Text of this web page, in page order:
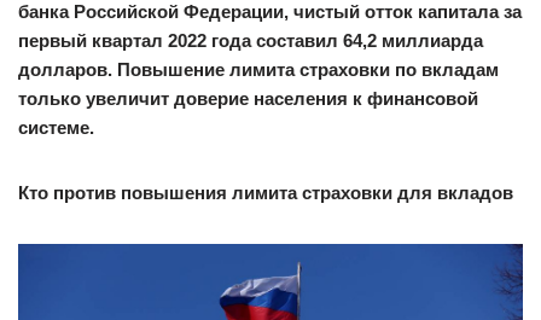
банка Российской Федерации, чистый отток капитала за
первый квартал 2022 года составил 64,2 миллиарда
долларов. Повышение лимита страховки по вкладам
только увеличит доверие населения к финансовой
системе.
Кто против повышения лимита страховки для вкладов